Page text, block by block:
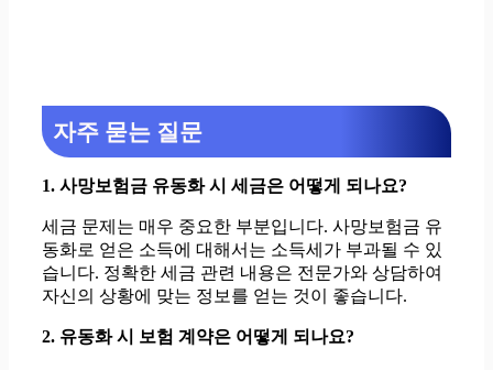
자주 묻는 질문
1. 사망보험금 유동화 시 세금은 어떻게 되나요?
세금 문제는 매우 중요한 부분입니다. 사망보험금 유
동화로 얻은 소득에 대해서는 소득세가 부과될 수 있
습니다. 정확한 세금 관련 내용은 전문가와 상담하여
자신의 상황에 맞는 정보를 얻는 것이 좋습니다.
2. 유동화 시 보험 계약은 어떻게 되나요?